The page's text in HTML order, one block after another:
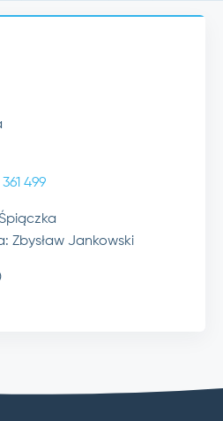
499
Zbysław Jankowski